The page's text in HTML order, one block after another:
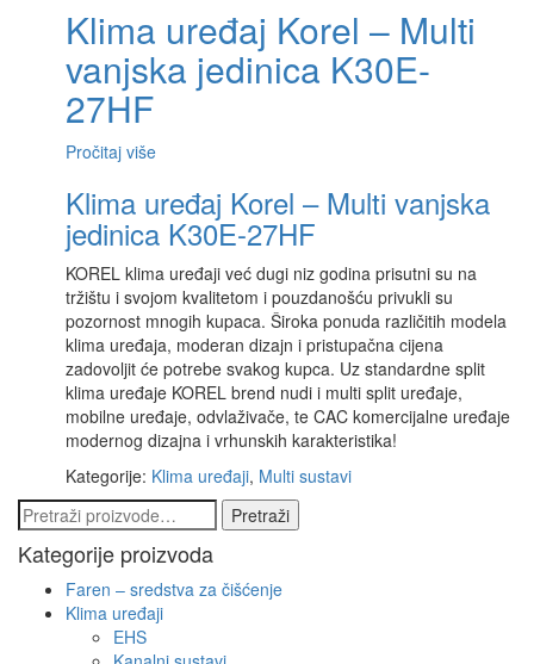
Klima uređaj Korel – Multi
vanjska jedinica K30E-
27HF
Pročitaj više
Klima uređaj Korel – Multi vanjska
jedinica K30E-27HF
KOREL klima uređaji već dugi niz godina prisutni su na
tržištu i svojom kvalitetom i pouzdanošću privukli su
pozornost mnogih kupaca. Široka ponuda različitih modela
klima uređaja, moderan dizajn i pristupačna cijena
zadovoljit će potrebe svakog kupca. Uz standardne split
klima uređaje KOREL brend nudi i multi split uređaje,
mobilne uređaje, odvlaživače, te CAC komercijalne uređaje
modernog dizajna i vrhunskih karakteristika!
Kategorije: Klima uređaji, Multi sustavi
Pretraži:
Pretraži
Kategorije proizvoda
Faren – sredstva za čišćenje
Klima uređaji
EHS